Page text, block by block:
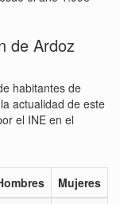
de Ardoz
habitantes de
actualidad de este
el INE en el
Mujeres